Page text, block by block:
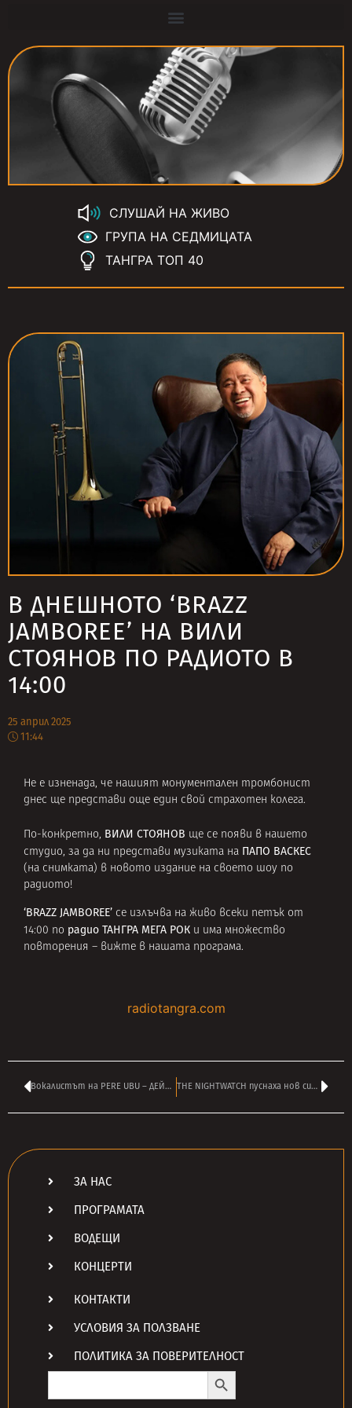
СЛУШАЙ НА ЖИВО
ГРУПА НА СЕДМИЦАТА
ТАНГРА ТОП 40
В ДНЕШНОТО ‘BRAZZ
JAMBOREE’ НА ВИЛИ
СТОЯНОВ ПО РАДИОТО В
14:00
25 април 2025
11:44
Не е изненада, че нашият монументален тромбонист
днес ще представи още един свой страхотен колега.
По-конкретно, ВИЛИ СТОЯНОВ ще се появи в нашето
студио, за да ни представи музиката на ПАПО ВАСКЕС
(на снимката) в новото издание на своето шоу по
радиото!
‘BRAZZ JAMBOREE’ се излъчва на живо всеки петък от
14:00 по радио ТАНГРА МЕГА РОК и има множество
повторения – вижте в нашата програма.
radiotangra.com
Вокалистът на PERE UBU – ДЕЙВИД ТОМАС почина на 71 THE NIGHTWATCH пуснаха нов сингъл ‘Call Of The Wild’ – чуйте ТУК
ЗА НАС
ПРОГРАМАТА
ВОДЕЩИ
КОНЦЕРТИ
КОНТАКТИ
УСЛОВИЯ ЗА ПОЛЗВАНЕ
ПОЛИТИКА ЗА ПОВЕРИТЕЛНОСТ
Search
Search Button